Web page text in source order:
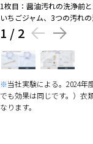
1枚目：醤油汚れの洗浄前
いちごジャム、3つの汚れ
1 / 2
当社実験による。2024年
でも効果は同じです。）衣
なります。